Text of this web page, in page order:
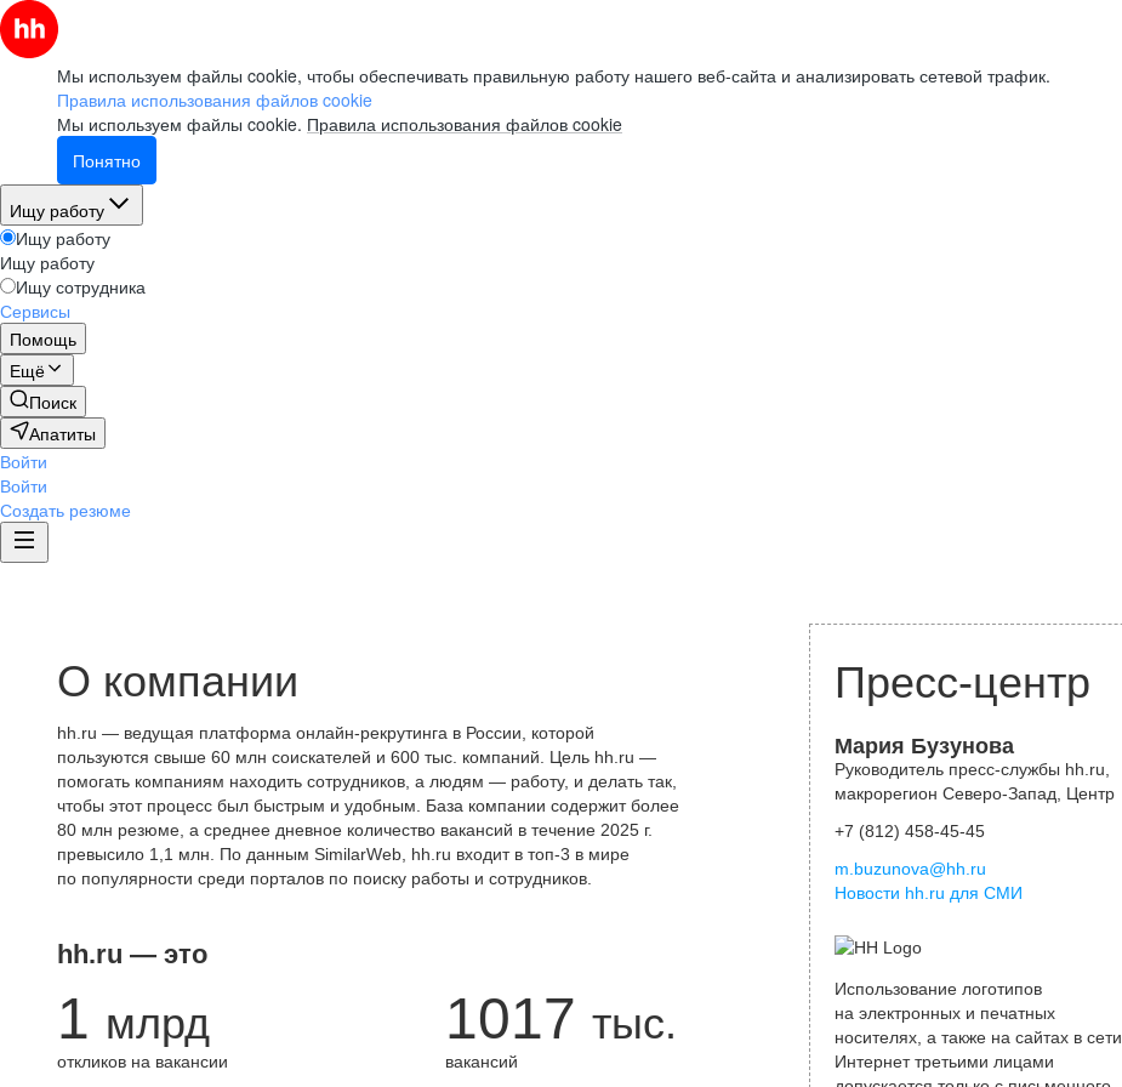
Мы используем файлы cookie, чтобы обеспечивать правильную работу нашего веб-сайта и анализировать сетевой трафик.
Правила использования файлов cookie
Мы используем файлы cookie. Правила использования файлов cookie
Понятно
Ищу работу
Ищу работу
Ищу работу
Ищу сотрудника
Сервисы
Помощь
Ещё
Поиск
Апатиты
Войти
Войти
Создать резюме
О компании
hh.ru — ведущая платформа онлайн-рекрутинга в России, которой
пользуются свыше 60 млн соискателей и 600 тыс. компаний. Цель hh.ru —
помогать компаниям находить сотрудников, а людям — работу, и делать так,
чтобы этот процесс был быстрым и удобным. База компании содержит более
80 млн резюме, а среднее дневное количество вакансий в течение 2025 г.
превысило 1,1 млн. По данным SimilarWeb, hh.ru входит в топ-3 в мире
по популярности среди порталов по поиску работы и сотрудников.
hh.ru — это
1 млрд
откликов на вакансии
1017 тыс.
вакансий
Пресс-центр
Мария Бузунова
Руководитель пресс-службы hh.ru,
макрорегион Северо-Запад, Центр
+7 (812) 458-45-45
m.buzunova@hh.ru
Новости hh.ru для СМИ
Использование логотипов
на электронных и печатных
носителях, а также на сайтах в сети
Интернет третьими лицами